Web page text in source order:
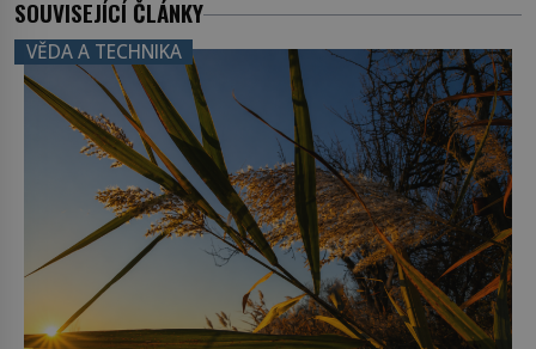
SOUVISEJÍCÍ ČLÁNKY
VĚDA A TECHNIKA